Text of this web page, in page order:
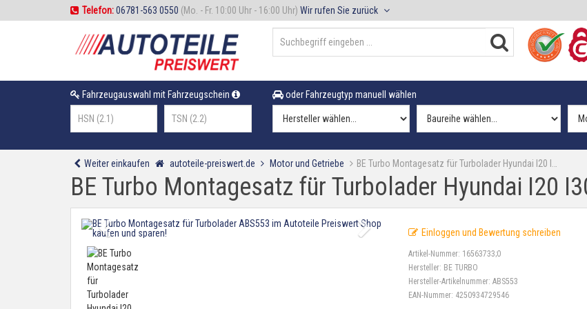
Telefon:06781-563 0550 (Mo. - Fr. 10:00 Uhr - 16:00 Uhr) Wir rufen Sie zurück
Fahrzeugauswahl mit Fahrzeugschein oder Fahrzeugtyp manuell wählen
Weiter einkaufen autoteile-preiswert.de Motor und Getriebe BE Turbo Montagesatz für Turbolader Hyundai I20 I…
BE Turbo Montagesatz für Turbolader Hyundai I20
Einloggen und Bewertung schreiben
Artikel-Nummer: 16563733;0
Hersteller: BE TURBO
Hersteller-Artikelnummer:ABS553
EAN-Nummer: 4250934729546